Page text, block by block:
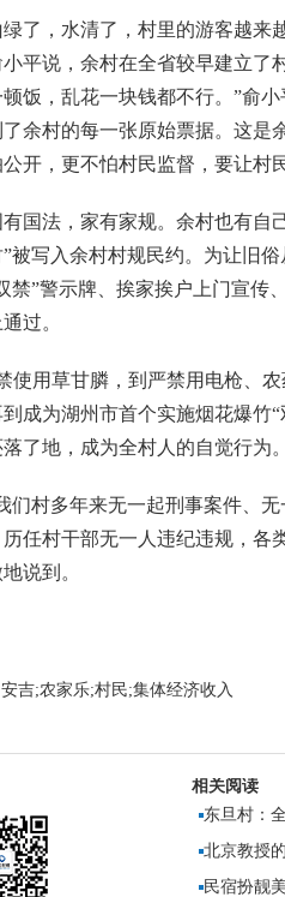
，水清了，村里的游客越来
平说，余村在全省较早建立了
顿饭，乱花一块钱都不行。”俞
余村的每一张原始票据。这是
开，更不怕村民监督，要让村
法，家有家规。余村也有自
被写入余村村规民约。为让旧
禁”警示牌、挨家挨户上门宣传
过。
使用草甘膦，到严禁用电枪、
到成为湖州市首个实施烟花爆
了地，成为全村人的自觉行为。
村多年来无一起刑事案件、无
任村干部无一人违纪违规，各
说到。
安吉;农家乐;村民;集体经济收入
相关阅读
东旦村：
北京教授
民宿扮靓